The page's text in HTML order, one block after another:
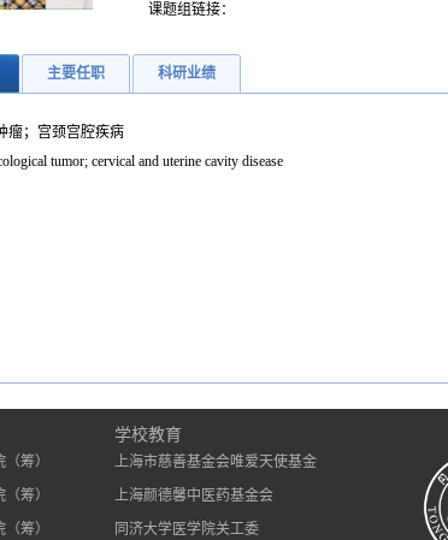
课题组链接：
主要任职 科研业绩
瘤；宫颈宫腔疾病
tumor; cervical and uterine cavity disease
筹）
筹）
筹）
学校教育
上海市慈善基金会唯爱天使基金
上海颜德馨中医药基金会
同济大学医学院关工委